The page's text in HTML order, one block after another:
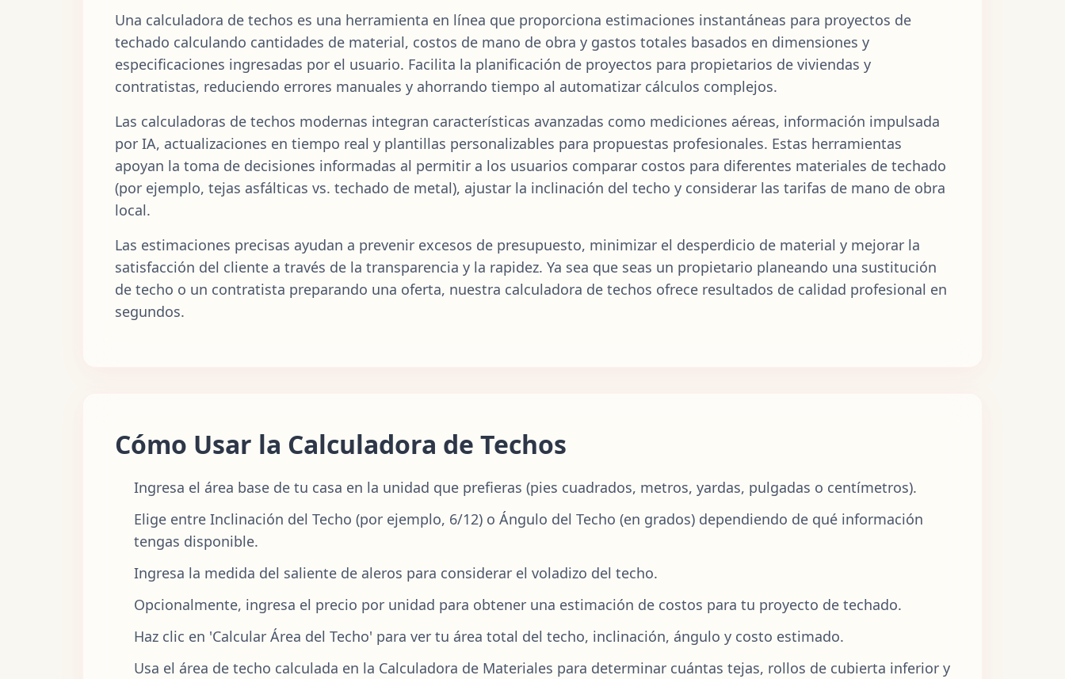
Una calculadora de techos es una herramienta en línea que proporciona estimaciones instantáneas para proyectos de
techado calculando cantidades de material, costos de mano de obra y gastos totales basados en dimensiones y
especificaciones ingresadas por el usuario. Facilita la planificación de proyectos para propietarios de viviendas y
contratistas, reduciendo errores manuales y ahorrando tiempo al automatizar cálculos complejos.
Las calculadoras de techos modernas integran características avanzadas como mediciones aéreas, información impulsada
por IA, actualizaciones en tiempo real y plantillas personalizables para propuestas profesionales. Estas herramientas
apoyan la toma de decisiones informadas al permitir a los usuarios comparar costos para diferentes materiales de techado
(por ejemplo, tejas asfálticas vs. techado de metal), ajustar la inclinación del techo y considerar las tarifas de mano de obra
local.
Las estimaciones precisas ayudan a prevenir excesos de presupuesto, minimizar el desperdicio de material y mejorar la
satisfacción del cliente a través de la transparencia y la rapidez. Ya sea que seas un propietario planeando una sustitución
de techo o un contratista preparando una oferta, nuestra calculadora de techos ofrece resultados de calidad profesional en
segundos.
Cómo Usar la Calculadora de Techos
Ingresa el área base de tu casa en la unidad que prefieras (pies cuadrados, metros, yardas, pulgadas o centímetros).
Elige entre Inclinación del Techo (por ejemplo, 6/12) o Ángulo del Techo (en grados) dependiendo de qué información
tengas disponible.
Ingresa la medida del saliente de aleros para considerar el voladizo del techo.
Opcionalmente, ingresa el precio por unidad para obtener una estimación de costos para tu proyecto de techado.
Haz clic en 'Calcular Área del Techo' para ver tu área total del techo, inclinación, ángulo y costo estimado.
Usa el área de techo calculada en la Calculadora de Materiales para determinar cuántas tejas, rollos de cubierta inferior y